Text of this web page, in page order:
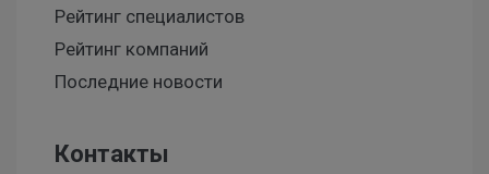
Рейтинг специалистов
Рейтинг компаний
Последние новости
Контакты